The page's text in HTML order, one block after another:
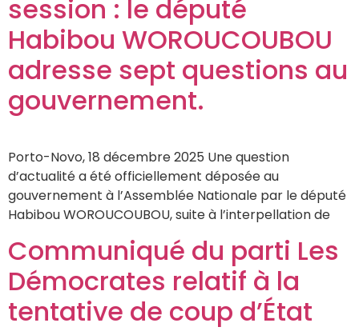
session : le député
Habibou WOROUCOUBOU
adresse sept questions au
gouvernement.
Porto-Novo, 18 décembre 2025 Une question
d’actualité a été officiellement déposée au
gouvernement à l’Assemblée Nationale par le député
Habibou WOROUCOUBOU, suite à l’interpellation de
Communiqué du parti Les
Démocrates relatif à la
tentative de coup d’État